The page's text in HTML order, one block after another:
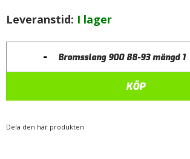
Leveranstid: I lager
- Bromsslang 900 88-93 mängd
KÖP
Dela den här produkten